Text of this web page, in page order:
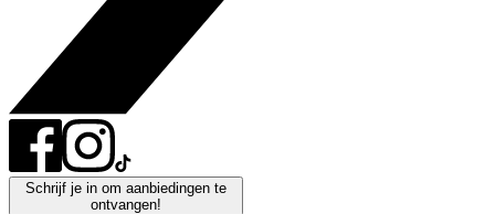
Schrijf je in om aanbiedingen te
ontvangen!